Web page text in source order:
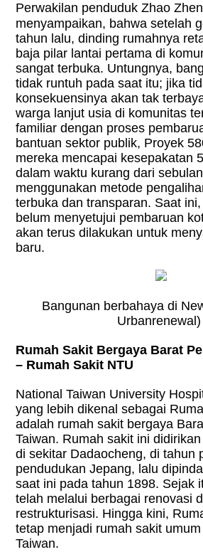
Perwakilan penduduk Zhao
menyampaikan, bahwa setelah
tahun lalu, dinding rumahnya
baja pilar lantai pertama di
sangat terbuka. Untungnya,
tidak runtuh pada saat itu; jika
konsekuensinya akan tak
warga lanjut usia di komunitas
familiar dengan proses
bantuan sektor publik, Proyek
mereka mencapai kesepakatan
dalam waktu kurang dari
menggunakan metode
terbuka dan transparan. Saat
belum menyetujui pembaruan
akan terus dilakukan untuk
baru.
Bangunan berbahaya di
Urbanrenewal)
Rumah Sakit Bergaya Barat
– Rumah Sakit NTU
National Taiwan University
yang lebih dikenal sebagai
adalah rumah sakit bergaya
Taiwan. Rumah sakit ini
di sekitar Dadaocheng, di tahun
pendudukan Jepang, lalu
saat ini pada tahun 1898. Sejak
telah melalui berbagai renovasi
restrukturisasi. Hingga kini,
tetap menjadi rumah sakit
Taiwan.